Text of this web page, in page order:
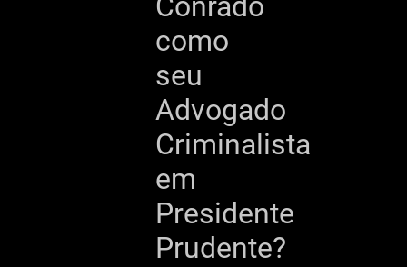
como
seu
Advogado
Criminalista
em
Presidente
Prudente?